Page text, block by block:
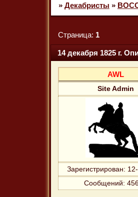
» Декабристы »
14 декабря 1825 г.
Страница: 1
AWL
Site Admin
Зарегистрирован:
Сообщений: